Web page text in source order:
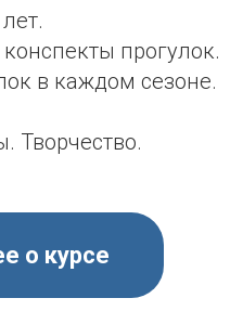
прогулок.
в каждом сезоне.
Творчество.
о курсе